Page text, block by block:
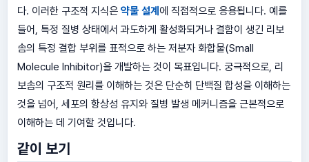
다. 이러한 구조적 지식은 약물 설계 에 직접적으로 응용됩니다. 예를
들어, 특정 질병 상태에서 과도하게 활성화되거나 결함이 생긴 리보
솜의 특정 결합 부위를 표적으로 하는 저분자 화합물(Small
Molecule Inhibitor)을 개발하는 것이 목표입니다. 궁극적으로, 리
보솜의 구조적 원리를 이해하는 것은 단순히 단백질 합성을 이해하는
것을 넘어, 세포의 항상성 유지와 질병 발생 메커니즘을 근본적으로
이해하는 데 기여할 것입니다.
같이 보기